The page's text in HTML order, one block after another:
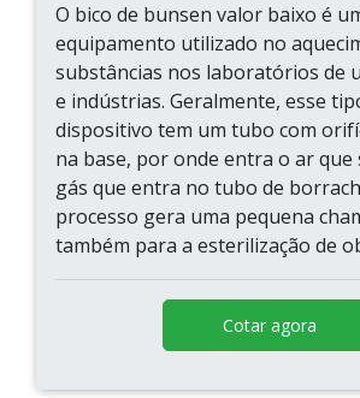
O bico de bunsen valor baixo é
equipamento utilizado no
substâncias nos laboratórios de
e indústrias. Geralmente, esse
dispositivo tem um tubo com
na base, por onde entra o ar que
gás que entra no tubo de
processo gera uma pequena
também para a esterilização de
Cotar agora